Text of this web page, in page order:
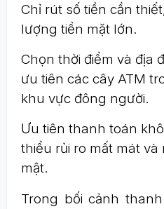
Chỉ rút số tiền cần
lượng tiền mặt lớn.
Chọn thời điểm và địa
ưu tiên các cây ATM
khu vực đông người.
Ưu tiên thanh toán
thiểu rủi ro mất mát
mật.
Trong bối cảnh